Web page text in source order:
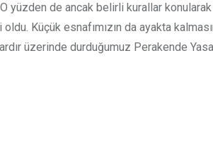
yüzden de ancak belirli kurallar konularak
Küçük esnafımızın da ayakta
üzerinde durduğumuz Perakende